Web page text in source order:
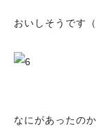
おいしそうです（
なにがあったの